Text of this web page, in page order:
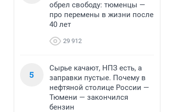
обрел свободу: тюменцы —
про перемены в жизни после
40 лет
29 912
5
Сырье качают, НПЗ есть, а
заправки пустые. Почему в
нефтяной столице России —
Тюмени — закончился
бензин